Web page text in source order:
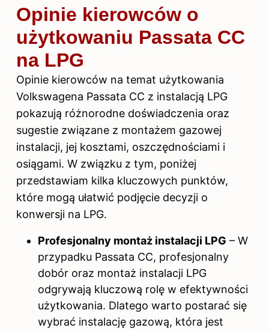
Opinie kierowców o
użytkowaniu Passata CC
na LPG
Opinie kierowców na temat użytkowania
Volkswagena Passata CC z instalacją LPG
pokazują różnorodne doświadczenia oraz
sugestie związane z montażem gazowej
instalacji, jej kosztami, oszczędnościami i
osiągami. W związku z tym, poniżej
przedstawiam kilka kluczowych punktów,
które mogą ułatwić podjęcie decyzji o
konwersji na LPG.
Profesjonalny montaż instalacji LPG – W
przypadku Passata CC, profesjonalny
dobór oraz montaż instalacji LPG
odgrywają kluczową rolę w efektywności
użytkowania. Dlatego warto postarać się
wybrać instalację gazową, która jest